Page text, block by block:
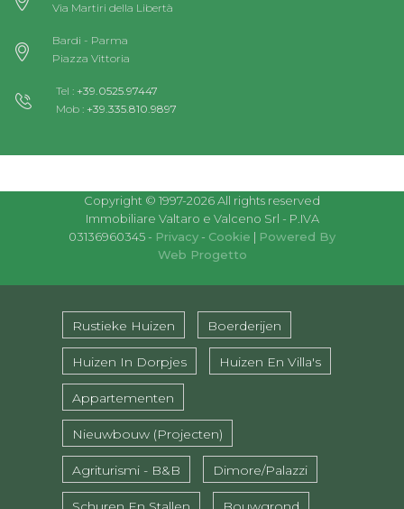
Via Martiri della Libertà
Bardi - Parma
Piazza Vittoria
Tel : +39.0525.97447
Mob : +39.335.810.9897
Copyright © 1997-2026 All rights reserved
Immobiliare Valtaro e Valceno Srl - P.IVA
03136960345 - Privacy - Cookie | Powered By
Web Progetto
Rustieke Huizen Boerderijen
Huizen In Dorpjes Huizen En Villa's
Appartementen
Nieuwbouw (projecten)
Agriturismi - B&B Dimore/Palazzi